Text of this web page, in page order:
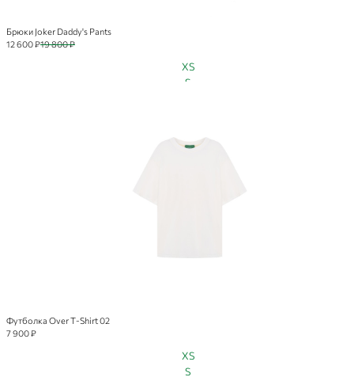
Брюки Joker Daddy's Pants
12 600 ₽19 800 ₽
XS
S
Футболка Over T-Shirt 02
7 900 ₽
XS
S